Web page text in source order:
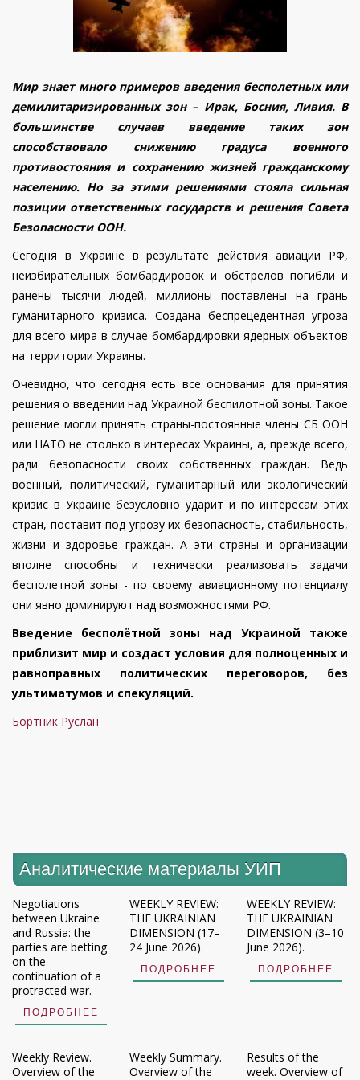
Мир знает много примеров введения бесполетных или
демилитаризированных зон – Ирак, Босния, Ливия. В
большинстве случаев введение таких зон
способствовало снижению градуса военного
противостояния и сохранению жизней гражданскому
населению. Но за этими решениями стояла сильная
позиции ответственных государств и решения Совета
Безопасности ООН.
Сегодня в Украине в результате действия авиации РФ,
неизбирательных бомбардировок и обстрелов погибли и
ранены тысячи людей, миллионы поставлены на грань
гуманитарного кризиса. Создана беспрецедентная угроза
для всего мира в случае бомбардировки ядерных объектов
на территории Украины.
Очевидно, что сегодня есть все основания для принятия
решения о введении над Украиной беспилотной зоны. Такое
решение могли принять страны-постоянные члены СБ ООН
или НАТО не столько в интересах Украины, а, прежде всего,
ради безопасности своих собственных граждан. Ведь
военный, политический, гуманитарный или экологический
кризис в Украине безусловно ударит и по интересам этих
стран, поставит под угрозу их безопасность, стабильность,
жизни и здоровье граждан. А эти страны и организации
вполне способны и технически реализовать задачи
бесполетной зоны - по своему авиационному потенциалу
они явно доминируют над возможностями РФ.
Введение бесполётной зоны над Украиной также
приблизит мир и создаст условия для полноценных и
равноправных политических переговоров, без
ультиматумов и спекуляций.
Бортник Руслан
Аналитические материалы УИП
Negotiations
between Ukraine
and Russia: the
parties are betting
on the
continuation of a
protracted war.
ПОДРОБНЕЕ
WEEKLY REVIEW:
THE UKRAINIAN
DIMENSION (17–
24 June 2026).
ПОДРОБНЕЕ
WEEKLY REVIEW:
THE UKRAINIAN
DIMENSION (3–10
June 2026).
ПОДРОБНЕЕ
Weekly Review.
Overview of the
Weekly Summary.
Overview of the
Results of the
week. Overview of